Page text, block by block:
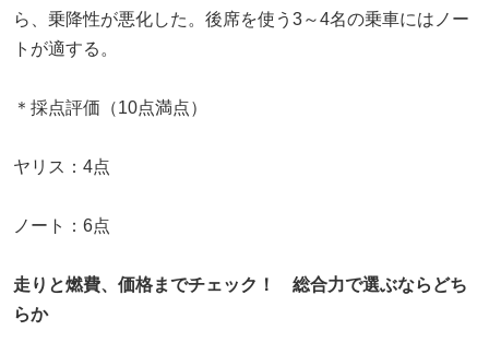
ら、乗降性が悪化した。後席を使う3～4名の乗車にはノー
トが適する。
＊採点評価（10点満点）
ヤリス：4点
ノート：6点
走りと燃費、価格までチェック！ 総合力で選ぶならどち
らか